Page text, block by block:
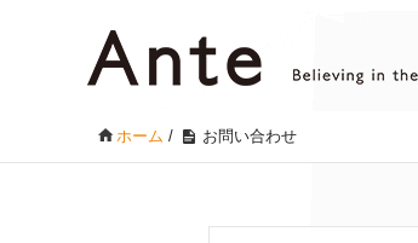
ホーム / お問い合わせ